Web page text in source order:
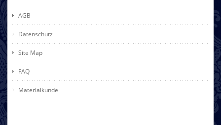
AGB
Datenschutz
Site Map
FAQ
Materialkunde